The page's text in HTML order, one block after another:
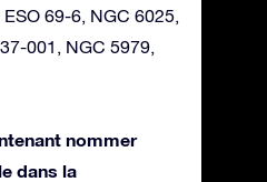
69-6, NGC 6025,
001, NGC 5979,
nommer
dans la